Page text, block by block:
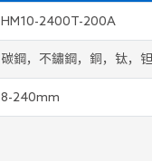
HM10-2400T-200A
碳鋼，不鏽鋼，銅，钛，
8-240mm